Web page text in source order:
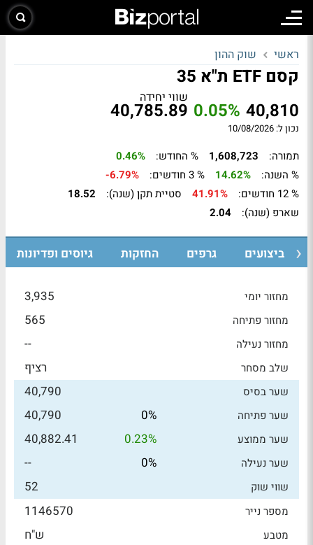
ראשי שוק ההון
קסם ETF ת"א 35
40,810
0.05%
שווי יחידה
40,785.89
נכון ל: 10/08/2026
תמורה: 1,608,723 % החודש:
0.46%
% השנה:
14.62% % 3 חודשים:
-6.79%
% 12 חודשים:
41.91% סטיית תקן (שנה):
18.52
שארפ (שנה):
2.04
ביצועים גרפים החזקות גיוסים ופדיונות
מחזור יומי 3,935
מחזור פתיחה 565
מחזור נעילה --
שלב מסחר רציף
שער בסיס 40,790
שער פתיחה 0%
40,790
שער ממוצע 0.23%
40,882.41
שער נעילה 0%
--
שווי שוק 52
מספר נייר 1146570
מטבע ש"ח